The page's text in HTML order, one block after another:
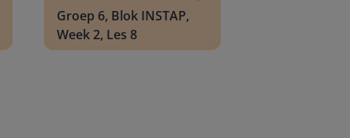
Groep 6, Blok INSTAP,
Week 2, Les 8